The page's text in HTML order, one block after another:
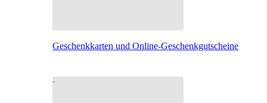
Geschenkkarten und Online-Geschenkgutscheine